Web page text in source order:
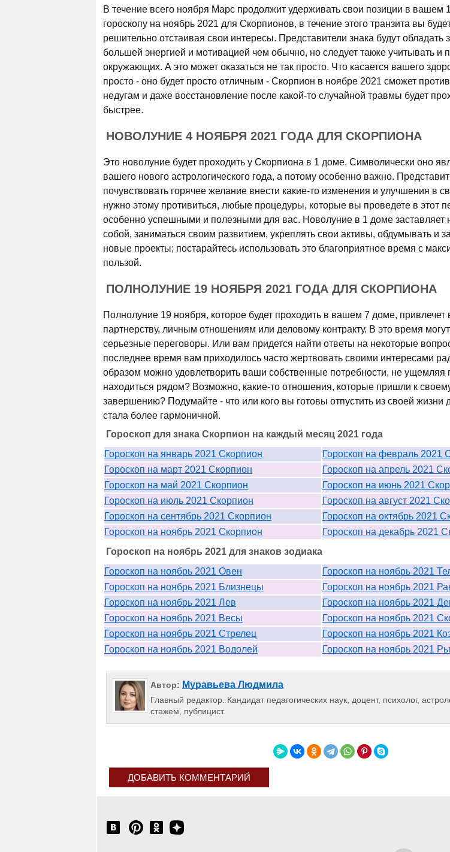
В течение всего ноября Марс продолжит удерживать свои позиции в вашем
гороскопу на ноябрь 2021 для Скорпионов, в течение этого транзита вы
решительно отстаивая свои интересы. Представители знака будут обладать
большей энергией и мотивацией чем обычно, но следует также учитывать и
окружающих. А это может оказаться не так просто. Что касается вашего
просто - оно будет просто отличным - Скорпион в ноябре 2021 сможет
недугам и даже восстановление после какой-то случайной травмы будет
быстрее.
НОВОЛУНИЕ 4 НОЯБРЯ 2021 ГОДА ДЛЯ СКОРПИОНА
Это новолуние будет проходить у Скорпиона в 1 доме. Символически оно
вашего нового астрологического года, а потому особенно важно.
почувствовать горячее желание внести какие-то изменения и улучшения в
нужно этому противиться, любые процедуры, которые вы проведете в этот
особенно успешными и полезными для вас. Новолуние в 1 доме заставляет
собой, заниматься своим развитием, укреплять свои активы, обдумывать и
новые проекты; постарайтесь использовать это благоприятное время с
пользой.
ПОЛНОЛУНИЕ 19 НОЯБРЯ 2021 ГОДА ДЛЯ СКОРПИОНА
Полнолуние 19 ноября, которое будет проходить в вашем 7 доме,
партнерству, личным отношениям или деловому контракту. В это время
серьезные переговоры. Или вам придется найти ответы на некоторые
последнее время вам приходилось часто жертвовать своими интересами
образом можно удовлетворить ваши собственные потребности, не ущемляя
находиться рядом? Возможно, какие-то отношения, которые пришли к
завершению? Подумайте - что или кого вы готовы отпустить из своей жизни
стала более гармоничной.
Гороскоп для знака Скорпион на каждый месяц 2021 года
Гороскоп на январь 2021 Скорпион
Гороскоп на февраль 2021
Гороскоп на март 2021 Скорпион
Гороскоп на апрель 2021
Гороскоп на май 2021 Скорпион
Гороскоп на июнь 2021
Гороскоп на июль 2021 Скорпион
Гороскоп на август 2021
Гороскоп на сентябрь 2021 Скорпион
Гороскоп на октябрь 2021
Гороскоп на ноябрь 2021 Скорпион
Гороскоп на декабрь 2021
Гороскоп на ноябрь 2021 для знаков зодиака
Гороскоп на ноябрь 2021 Овен
Гороскоп на ноябрь 2021
Гороскоп на ноябрь 2021 Близнецы
Гороскоп на ноябрь 2021
Гороскоп на ноябрь 2021 Лев
Гороскоп на ноябрь 2021
Гороскоп на ноябрь 2021 Весы
Гороскоп на ноябрь 2021
Гороскоп на ноябрь 2021 Стрелец
Гороскоп на ноябрь 2021
Гороскоп на ноябрь 2021 Водолей
Гороскоп на ноябрь 2021
Автор: Муравьева Людмила
Главный редактор. Кандидат педагогических наук, доцент, психолог,
стажем, публицист.
ДОБАВИТЬ КОММЕНТАРИЙ